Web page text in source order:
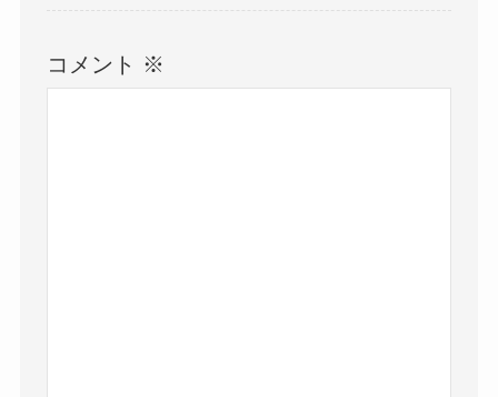
コメント ※